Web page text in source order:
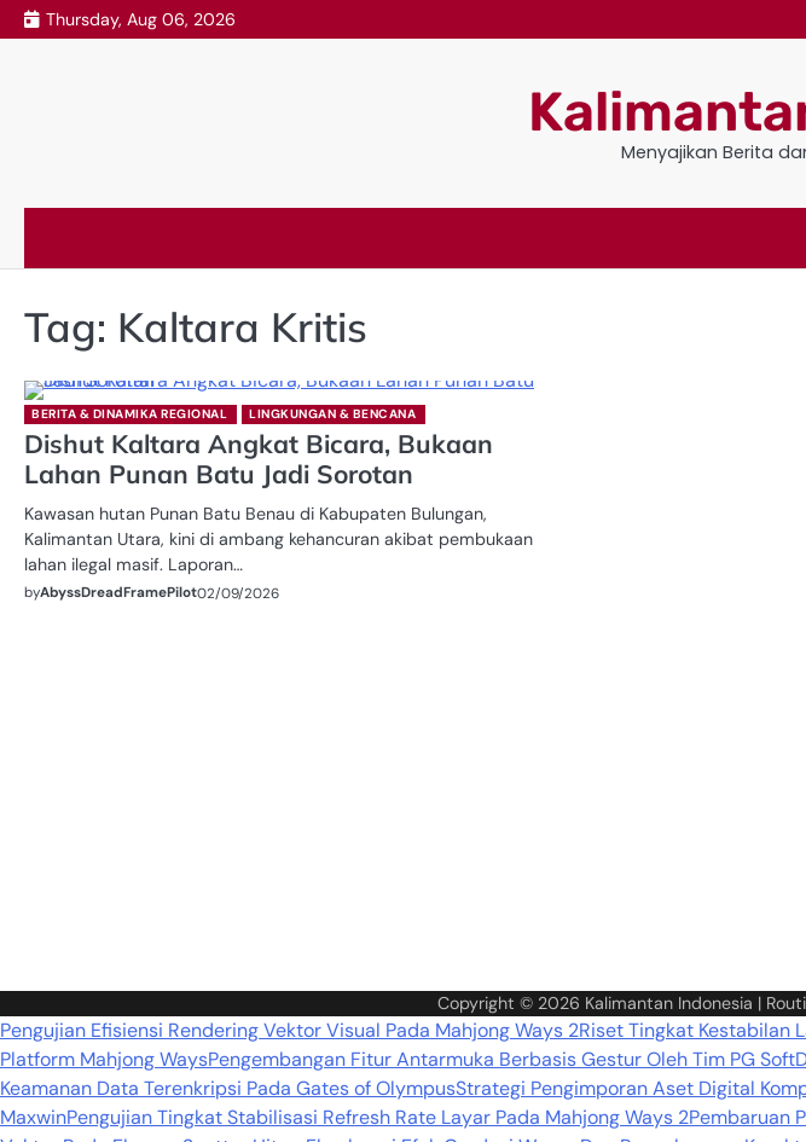
Skip
to
Thursday, Aug 06, 2026
Menyajikan Berita
Tag: Kaltara Kritis
BERITA & DINAMIKA REGIONAL LINGKUNGAN & BENCANA
Dishut Kaltara Angkat Bicara, Bukaan
Lahan Punan Batu Jadi Sorotan
Kawasan hutan Punan Batu Benau di Kabupaten Bulungan,
Kalimantan Utara, kini di ambang kehancuran akibat pembukaan
lahan ilegal masif. Laporan…
byAbyssDreadFramePilot02/09/2026
Copyright © 2026 Kalimantan Indonesia |
Pengujian Efisiensi Rendering Vektor Visual Pada Mahjong Ways 2Riset Tingkat Kestabilan
Platform Mahjong WaysPengembangan Fitur Antarmuka Berbasis Gestur Oleh Tim PG Soft
Keamanan Data Terenkripsi Pada Gates of OlympusStrategi Pengimporan Aset Digital
MaxwinPengujian Tingkat Stabilisasi Refresh Rate Layar Pada Mahjong Ways 2Pembaruan